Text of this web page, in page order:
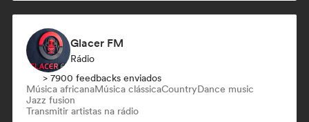
Glacer FM
Rádio
> 7900 feedbacks enviados
Música africanaMúsica clássicaCountryDance music
Jazz fusion
Transmitir artistas na rádio